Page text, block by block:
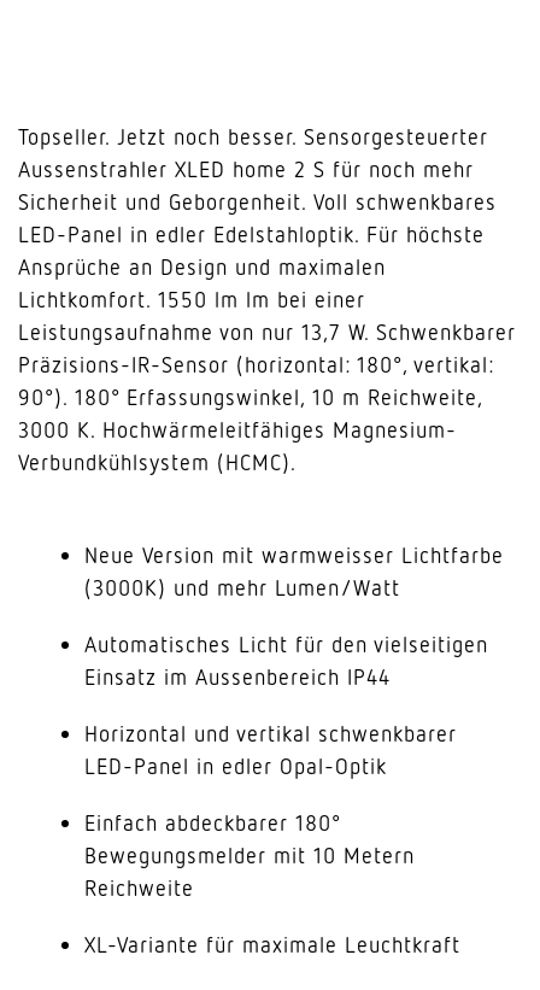
Topseller. Jetzt noch besser. Sensorgesteuerter
Aussenstrahler XLED home 2 S für noch mehr
Sicherheit und Geborgenheit. Voll schwenkbares
LED-Panel in edler Edelstahloptik. Für höchste
Ansprüche an Design und maximalen
Lichtkomfort. 1550 lm lm bei einer
Leistungsaufnahme von nur 13,7 W. Schwenkbarer
Präzisions-IR-Sensor (horizontal: 180°, vertikal:
90°). 180° Erfassungswinkel, 10 m Reichweite,
3000 K. Hochwärmeleitfähiges Magnesium-
Verbundkühlsystem (HCMC).
Neue Version mit warmweisser Lichtfarbe
(3000K) und mehr Lumen/Watt
Automatisches Licht für den vielseitigen
Einsatz im Aussenbereich IP44
Horizontal und vertikal schwenkbarer
LED-Panel in edler Opal-Optik
Einfach abdeckbarer 180°
Bewegungsmelder mit 10 Metern
Reichweite
XL-Variante für maximale Leuchtkraft